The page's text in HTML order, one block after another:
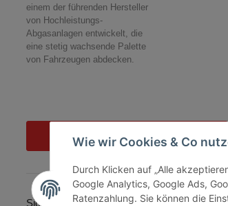
Wie wir Cookies & Co
Durch Klicken auf „Alle
Google Analytics, Google Ads,
Ratenzahlung. Sie können die
einem der führenden Hersteller
von Hochleistungs-
Abgasanlagen entwickelt, die
eine stetig wachsende Palette
von Fahrzeugen abdecken.
Vertrag widerrufen
Sicher bezahlen via: